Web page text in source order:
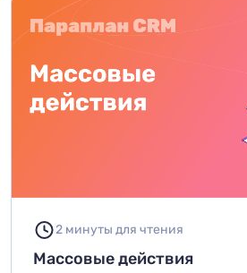
2 минуты для чтения
Массовые действия